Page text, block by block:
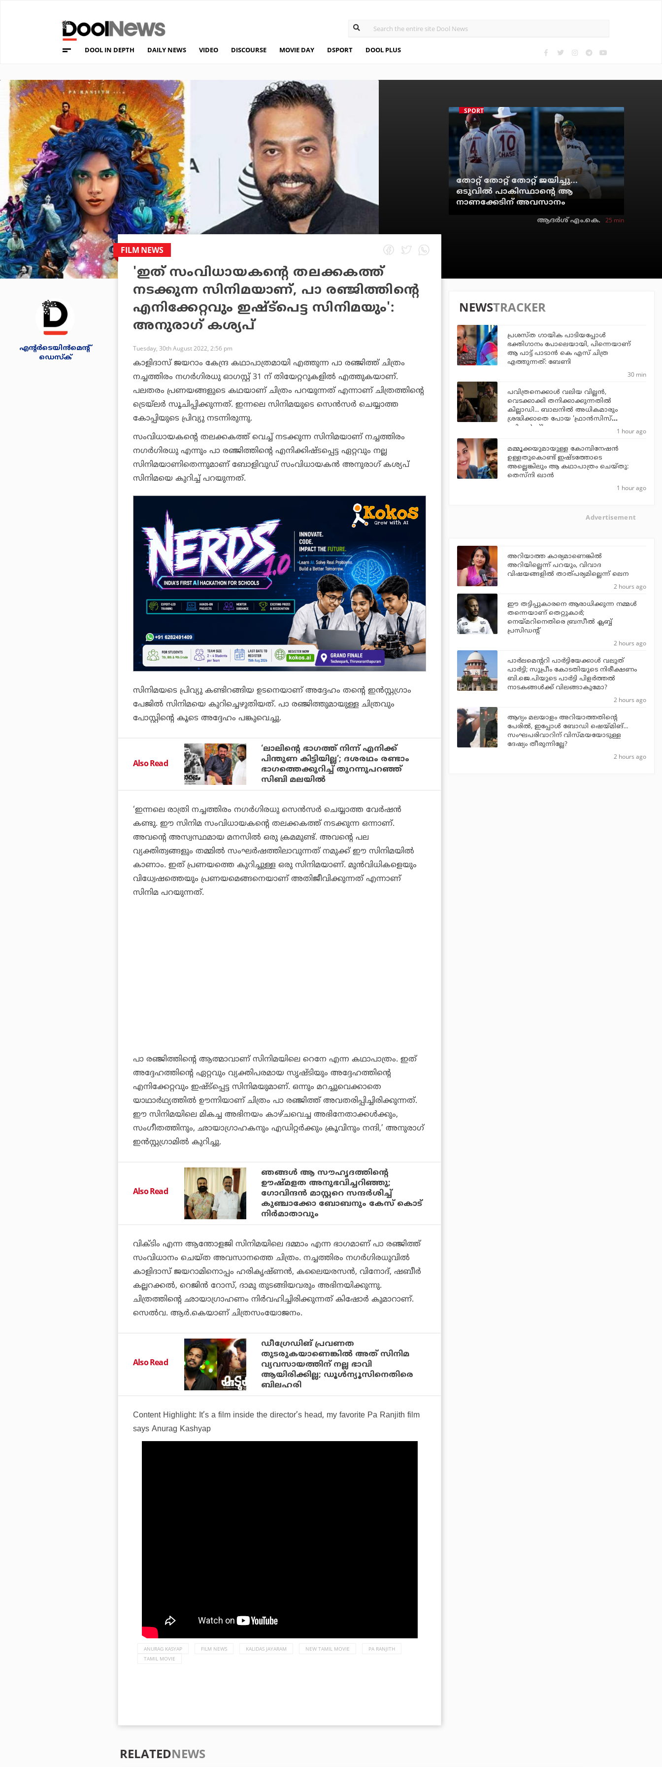
DOOL IN DEPTH DAILY NEWS VIDEO DISCOURSE MOVIE DAY DSPORT DOOL PLUS
SPORTS NEWS
തോറ്റ് തോറ്റ് തോറ്റ് ജയിച്ചു...
ഒടുവില്‍ പാകിസ്ഥാന്റെ ആ
നാണക്കേടിന് അവസാനം
ആദർശ് എം.കെ. 25 min
എന്റര്‍ടെയിന്‍മെന്റ്
ഡെസ്‌ക്
FILM NEWS
'ഇത് സംവിധായകന്റെ തലക്കകത്ത്
നടക്കുന്ന സിനിമയാണ്, പാ രഞ്ജിത്തിന്റെ
എനിക്കേറ്റവും ഇഷ്ട്‌പെട്ട സിനിമയും':
അനുരാഗ് കശ്യപ്
Tuesday, 30th August 2022, 2:56 pm
കാളിദാസ് ജയറാം കേന്ദ്ര കഥാപാത്രമായി എത്തുന്ന പാ രഞ്ജിത്ത് ചിത്രം
നച്ചത്തിരം നഗര്‍ഗിരധു ഓഗസ്റ്റ് 31 ന് തിയേറ്ററുകളില്‍ എത്തുകയാണ്.
പലതരം പ്രണയങ്ങളുടെ കഥയാണ് ചിത്രം പറയുന്നത് എന്നാണ് ചിത്രത്തിന്റെ
ട്രെയ്ലര്‍ സൂചിപ്പിക്കുന്നത്. ഇന്നലെ സിനിമയുടെ സെന്‍സര്‍ ചെയ്യാത്ത
കോപ്പിയുടെ പ്രിവ്യു നടന്നിരുന്നു.
സംവിധായകന്റെ തലക്കകത്ത് വെച്ച് നടക്കുന്ന സിനിമയാണ് നച്ചത്തിരം
നഗര്‍ഗിരധു എന്നും പാ രഞ്ജിത്തിന്റെ എനിക്കിഷ്ടപ്പെട്ട ഏറ്റവും നല്ല
സിനിമയാണിതെന്നുമാണ് ബോളിവുഡ് സംവിധായകന്‍ അനുരാഗ് കശ്യപ്
സിനിമയെ കുറിച്ച് പറയുന്നത്.
സിനിമയടെ പ്രിവ്യു കണ്ടിറങ്ങിയ ഉടനെയാണ് അദ്ദേഹം തന്റെ ഇന്‍സ്റ്റഗ്രാം
പേജില്‍ സിനിമയെ കുറിച്ചെഴുതിയത്. പാ രഞ്ജിത്തുമായുള്ള ചിത്രവും
പോസ്റ്റിന്റെ കൂടെ അദ്ദേഹം പങ്കുവെച്ചു.
Also Read
‘ലാലിന്റെ ഭാഗത്ത് നിന്ന് എനിക്ക്
പിന്തുണ കിട്ടിയില്ല’; ദശരഥം രണ്ടാം
ഭാഗത്തെക്കുറിച്ച് തുറന്നുപറഞ്ഞ്
സിബി മലയില്‍
‘ഇന്നലെ രാത്രി നച്ചത്തിരം നഗര്‍ഗിരധു സെന്‍സര്‍ ചെയ്യാത്ത വേര്‍ഷന്‍
കണ്ടു. ഈ സിനിമ സംവിധായകന്റെ തലക്കകത്ത് നടക്കുന്ന ഒന്നാണ്.
അവന്റെ അസ്വസ്ഥമായ മനസില്‍ ഒരു ക്രമമുണ്ട്. അവന്റെ പല
വ്യക്തിത്വങ്ങളും തമ്മില്‍ സംഘര്‍ഷത്തിലാവുന്നത് നമുക്ക് ഈ സിനിമയില്‍
കാണാം. ഇത് പ്രണയത്തെ കുറിച്ചുള്ള ഒരു സിനിമയാണ്. മുന്‍വിധികളെയും
വിധ്വേഷത്തെയും പ്രണയമെങ്ങനെയാണ് അതിജീവിക്കുന്നത് എന്നാണ്
സിനിമ പറയുന്നത്.
പാ രഞ്ജിത്തിന്റെ ആത്മാവാണ് സിനിമയിലെ റെനേ എന്ന കഥാപാത്രം. ഇത്
അദ്ദേഹത്തിന്റെ ഏറ്റവും വ്യക്തിപരമായ സൃഷ്ടിയും അദ്ദേഹത്തിന്റെ
എനിക്കേറ്റവും ഇഷ്ട്‌പ്പെട്ട സിനിമയുമാണ്. ഒന്നും മറച്ചുവെക്കാതെ
യാഥാര്‍ഥ്യത്തില്‍ ഊന്നിയാണ് ചിത്രം പാ രഞ്ജിത്ത് അവതരിപ്പിച്ചിരിക്കുന്നത്.
ഈ സിനിമയിലെ മികച്ച അഭിനയം കാഴ്ചവെച്ച അഭിനേതാക്കള്‍ക്കും,
സംഗീതത്തിനും, ഛായാഗ്രാഹകനും എഡിറ്റര്‍ക്കും ക്രൂവിനും നന്ദി,’ അനുരാഗ്
ഇന്‍സ്റ്റഗ്രാമില്‍ കുറിച്ചു.
Also Read
ഞങ്ങള്‍ ആ സൗഹൃദത്തിന്റെ
ഊഷ്മളത അനുഭവിച്ചറിഞ്ഞു;
ഗോവിന്ദന്‍ മാസ്റ്ററെ സന്ദര്‍ശിച്ച്
കുഞ്ചാക്കോ ബോബനും കേസ് കൊട്
നിര്‍മാതാവും
വിക്ടിം എന്ന ആന്തോളജി സിനിമയിലെ ദമ്മാം എന്ന ഭാഗമാണ് പാ രഞ്ജിത്ത്
സംവിധാനം ചെയ്ത അവസാനത്തെ ചിത്രം. നച്ചത്തിരം നഗര്‍ഗിരധുവില്‍
കാളിദാസ് ജയറാമിനൊപ്പം ഹരികൃഷ്ണന്‍, കലൈയരസന്‍, വിനോദ്, ഷബീര്‍
കല്ലറക്കല്‍, റെജിന്‍ റോസ്, ദാമു തുടങ്ങിയവരും അഭിനയിക്കുന്നു.
ചിത്രത്തിന്റെ ഛായാഗ്രാഹണം നിര്‍വഹിച്ചിരിക്കുന്നത് കിഷോര്‍ കുമാറാണ്.
സെല്‍വ. ആര്‍.കെയാണ് ചിത്രസംയോജനം.
Also Read
ഡീഗ്രേഡിങ് പ്രവണത
തുടരുകയാണെങ്കില്‍ അത് സിനിമ
വ്യവസായത്തിന് നല്ല ഭാവി
ആയിരിക്കില്ല; ഡൂള്‍ന്യൂസിനെതിരെ
ബിലഹരി
Content Highlight: It’s a film inside the director’s head, my favorite Pa Ranjith film
says Anurag Kashyap
ANURAG KASYAP FILM NEWS KALIDAS JAYARAM NEW TAMIL MOVIE
PA RANJITH
TAMIL MOVIE
NEWSTRACKER
പ്രശസ്ത ഗായിക പാടിയപ്പോൾ
ഭക്തിഗാനം പോലെയായി, പിന്നെയാണ്
ആ പാട്ട് പാടാൻ കെ എസ് ചിത്ര
എത്തുന്നത്: ബേണി
30 min
പവിത്രനെക്കാള്‍ വലിയ വില്ലന്‍,
വെടക്കാക്കി തനിക്കാക്കുന്നതില്‍
കില്ലാഡി... ബാലനില്‍ അധികമാരും
ശ്രദ്ധിക്കാതെ പോയ 'ഫ്രാന്‍സിസ്
ബ്രില്യന്‍സ്'
1 hour ago
മമ്മൂക്കയുമായുള്ള കോമ്പിനേഷൻ
ഉള്ളതുകൊണ്ട് ഇഷ്ടത്തോടെ
അല്ലെങ്കിലും ആ കഥാപാത്രം ചെയ്തു:
തെസ്നി ഖാൻ
1 hour ago
Advertisement
അറിയാത്ത കാര്യമാണെങ്കിൽ
അറിയില്ലെന്ന് പറയും, വിവാദ
വിഷയങ്ങളിൽ താത്പര്യമില്ലെന്ന് ലെന
2 hours ago
ഈ തട്ടിപ്പുകാരനെ ആരാധിക്കുന്ന നമ്മള്‍
തന്നെയാണ് തെറ്റുകാര്‍;
നെയ്മറിനെതിരെ ബ്രസീല്‍ ക്ലബ്ബ്
പ്രസിഡന്റ്
2 hours ago
പാര്‍ലമെന്ററി പാര്‍ട്ടിയേക്കാള്‍ വലുത്
പാര്‍ട്ടി; സുപ്രീം കോടതിയുടെ നിരീക്ഷണം
ബി.ജെ.പിയുടെ പാര്‍ട്ടി പിളര്‍ത്തല്‍
നാടകങ്ങള്‍ക്ക് വിലങ്ങാകുമോ?
2 hours ago
ആദ്യം മലയാളം അറിയാത്തതിന്റെ
പേരില്‍, ഇപ്പോള്‍ ബോഡി ഷെയ്മിങ്...
സംഘപരിവാറിന് വിസ്മയയോടുള്ള
ദേഷ്യം തീരുന്നില്ലേ?
2 hours ago
RELATEDNEWS